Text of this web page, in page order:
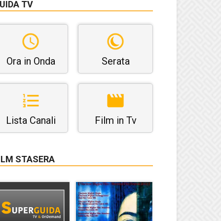
TV
Ora in Onda Serata
Lista Canali Film in Tv
STASERA